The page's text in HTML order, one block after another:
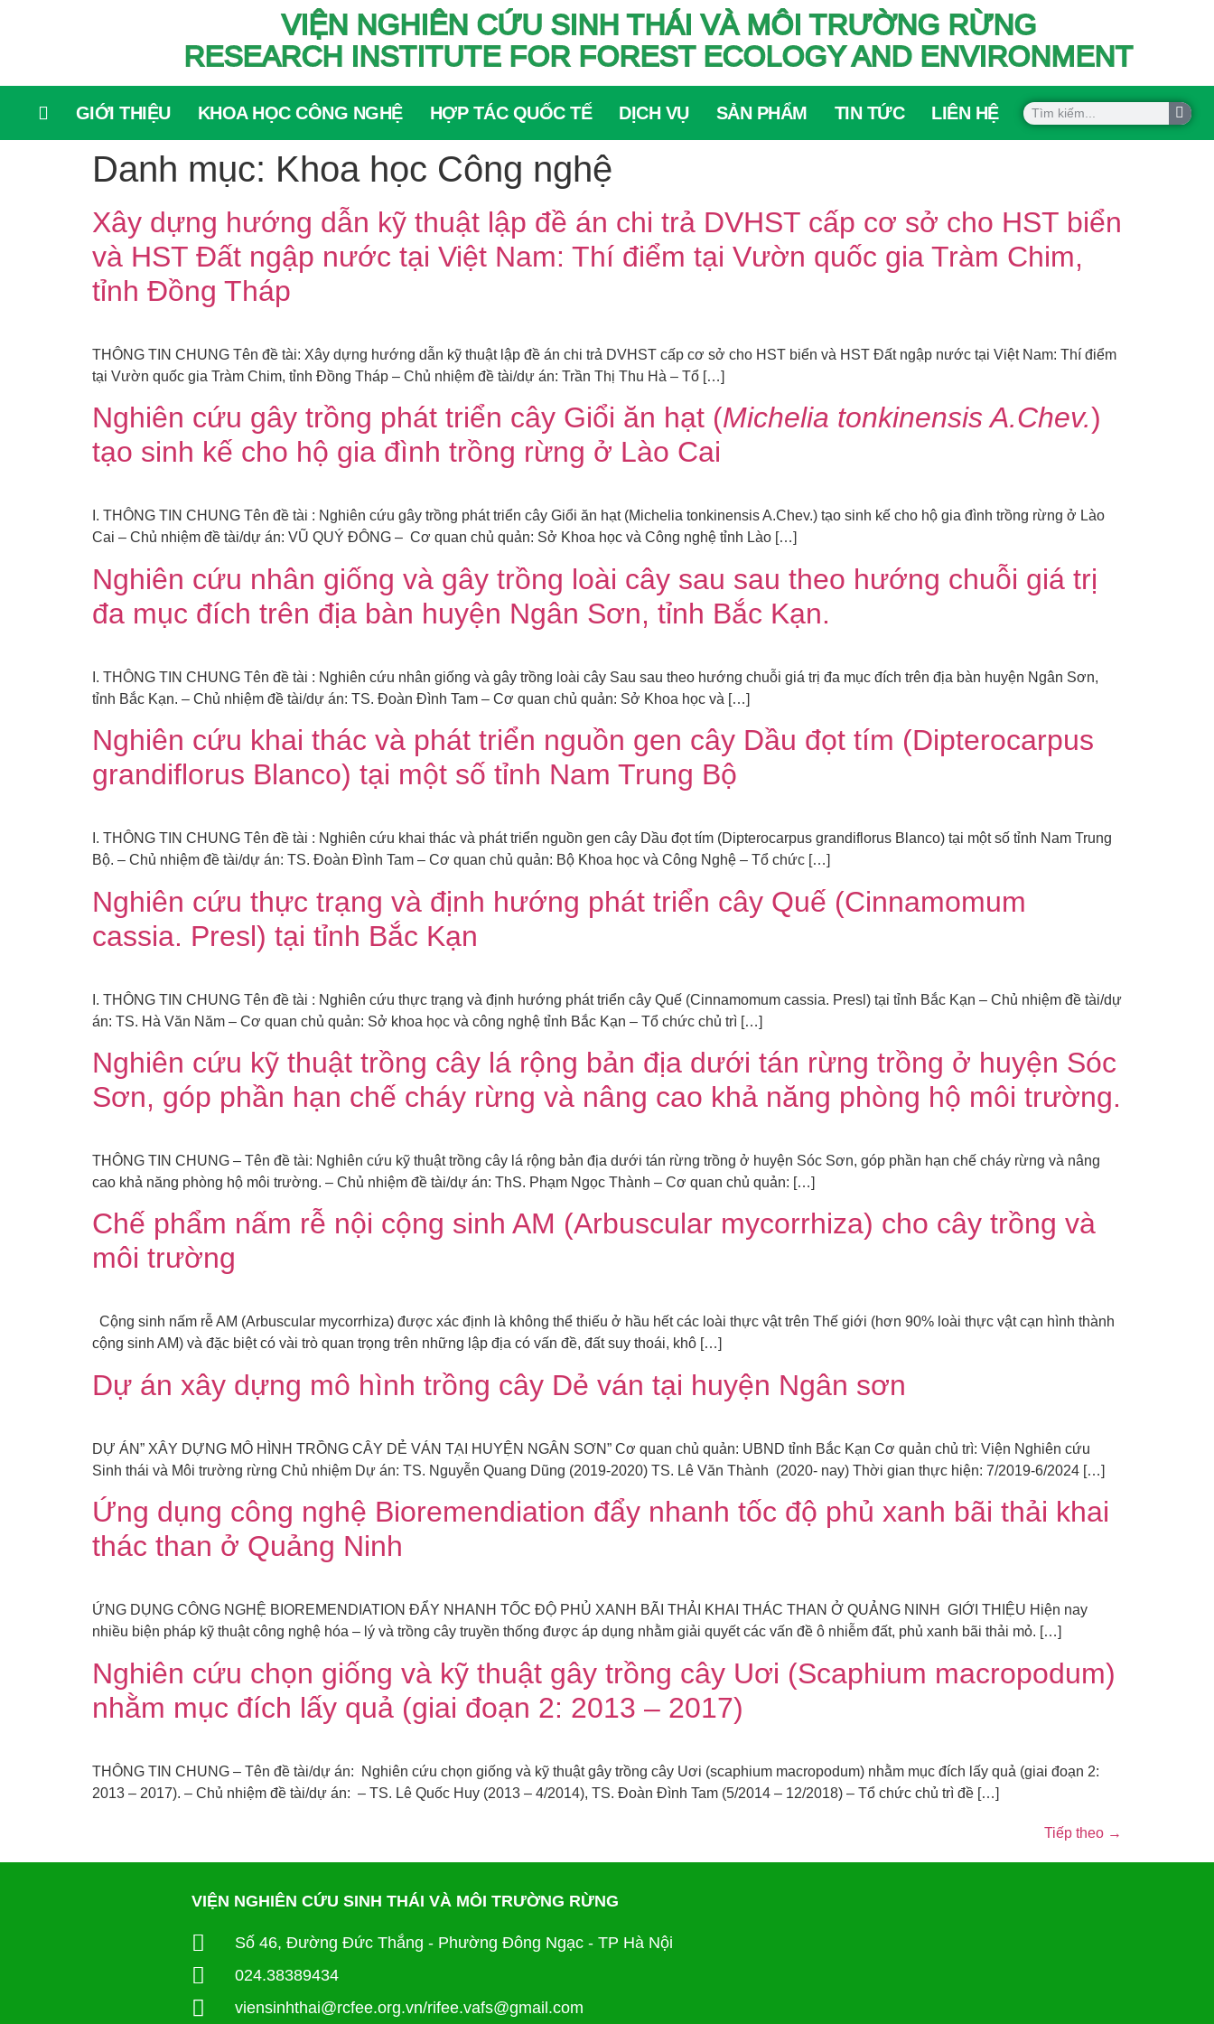
VIỆN NGHIÊN CỨU SINH THÁI VÀ MÔI TRƯỜNG RỪNG
RESEARCH INSTITUTE FOR FOREST ECOLOGY AND ENVIRONMENT
GIỚI THIỆU KHOA HỌC CÔNG NGHỆ HỢP TÁC QUỐC TẾ DỊCH VỤ SẢN PHẨM TIN TỨC LIÊN HỆ
Danh mục: Khoa học Công nghệ
Xây dựng hướng dẫn kỹ thuật lập đề án chi trả DVHST cấp cơ sở cho HST biển
và HST Đất ngập nước tại Việt Nam: Thí điểm tại Vườn quốc gia Tràm Chim,
tỉnh Đồng Tháp
THÔNG TIN CHUNG Tên đề tài: Xây dựng hướng dẫn kỹ thuật lập đề án chi trả DVHST cấp cơ sở cho HST biển và HST Đất ngập nước tại Việt Nam: Thí điểm
tại Vườn quốc gia Tràm Chim, tỉnh Đồng Tháp – Chủ nhiệm đề tài/dự án: Trần Thị Thu Hà – Tổ […]
Nghiên cứu gây trồng phát triển cây Giổi ăn hạt (Michelia tonkinensis A.Chev.)
tạo sinh kế cho hộ gia đình trồng rừng ở Lào Cai
I. THÔNG TIN CHUNG Tên đề tài : Nghiên cứu gây trồng phát triển cây Giổi ăn hạt (Michelia tonkinensis A.Chev.) tạo sinh kế cho hộ gia đình trồng rừng ở Lào
Cai – Chủ nhiệm đề tài/dự án: VŨ QUÝ ĐÔNG – Cơ quan chủ quản: Sở Khoa học và Công nghệ tỉnh Lào […]
Nghiên cứu nhân giống và gây trồng loài cây sau sau theo hướng chuỗi giá trị
đa mục đích trên địa bàn huyện Ngân Sơn, tỉnh Bắc Kạn.
I. THÔNG TIN CHUNG Tên đề tài : Nghiên cứu nhân giống và gây trồng loài cây Sau sau theo hướng chuỗi giá trị đa mục đích trên địa bàn huyện Ngân Sơn,
tỉnh Bắc Kạn. – Chủ nhiệm đề tài/dự án: TS. Đoàn Đình Tam – Cơ quan chủ quản: Sở Khoa học và […]
Nghiên cứu khai thác và phát triển nguồn gen cây Dầu đọt tím (Dipterocarpus
grandiflorus Blanco) tại một số tỉnh Nam Trung Bộ
I. THÔNG TIN CHUNG Tên đề tài : Nghiên cứu khai thác và phát triển nguồn gen cây Dầu đọt tím (Dipterocarpus grandiflorus Blanco) tại một số tỉnh Nam Trung
Bộ. – Chủ nhiệm đề tài/dự án: TS. Đoàn Đình Tam – Cơ quan chủ quản: Bộ Khoa học và Công Nghệ – Tổ chức […]
Nghiên cứu thực trạng và định hướng phát triển cây Quế (Cinnamomum
cassia. Presl) tại tỉnh Bắc Kạn
I. THÔNG TIN CHUNG Tên đề tài : Nghiên cứu thực trạng và định hướng phát triển cây Quế (Cinnamomum cassia. Presl) tại tỉnh Bắc Kạn – Chủ nhiệm đề tài/dự
án: TS. Hà Văn Năm – Cơ quan chủ quản: Sở khoa học và công nghệ tỉnh Bắc Kạn – Tổ chức chủ trì […]
Nghiên cứu kỹ thuật trồng cây lá rộng bản địa dưới tán rừng trồng ở huyện Sóc
Sơn, góp phần hạn chế cháy rừng và nâng cao khả năng phòng hộ môi trường.
THÔNG TIN CHUNG – Tên đề tài: Nghiên cứu kỹ thuật trồng cây lá rộng bản địa dưới tán rừng trồng ở huyện Sóc Sơn, góp phần hạn chế cháy rừng và nâng
cao khả năng phòng hộ môi trường. – Chủ nhiệm đề tài/dự án: ThS. Phạm Ngọc Thành – Cơ quan chủ quản: […]
Chế phẩm nấm rễ nội cộng sinh AM (Arbuscular mycorrhiza) cho cây trồng và
môi trường
Cộng sinh nấm rễ AM (Arbuscular mycorrhiza) được xác định là không thể thiếu ở hầu hết các loài thực vật trên Thế giới (hơn 90% loài thực vật cạn hình thành
cộng sinh AM) và đặc biệt có vài trò quan trọng trên những lập địa có vấn đề, đất suy thoái, khô […]
Dự án xây dựng mô hình trồng cây Dẻ ván tại huyện Ngân sơn
DỰ ÁN” XÂY DỰNG MÔ HÌNH TRỒNG CÂY DẺ VÁN TẠI HUYỆN NGÂN SƠN” Cơ quan chủ quản: UBND tỉnh Bắc Kạn Cơ quản chủ trì: Viện Nghiên cứu
Sinh thái và Môi trường rừng Chủ nhiệm Dự án: TS. Nguyễn Quang Dũng (2019-2020) TS. Lê Văn Thành (2020- nay) Thời gian thực hiện: 7/2019-6/2024 […]
Ứng dụng công nghệ Bioremendiation đẩy nhanh tốc độ phủ xanh bãi thải khai
thác than ở Quảng Ninh
ỨNG DỤNG CÔNG NGHỆ BIOREMENDIATION ĐẨY NHANH TỐC ĐỘ PHỦ XANH BÃI THẢI KHAI THÁC THAN Ở QUẢNG NINH GIỚI THIỆU Hiện nay
nhiều biện pháp kỹ thuật công nghệ hóa – lý và trồng cây truyền thống được áp dụng nhằm giải quyết các vấn đề ô nhiễm đất, phủ xanh bãi thải mỏ. […]
Nghiên cứu chọn giống và kỹ thuật gây trồng cây Uơi (Scaphium macropodum)
nhằm mục đích lấy quả (giai đoạn 2: 2013 – 2017)
THÔNG TIN CHUNG – Tên đề tài/dự án: Nghiên cứu chọn giống và kỹ thuật gây trồng cây Uơi (scaphium macropodum) nhằm mục đích lấy quả (giai đoạn 2:
2013 – 2017). – Chủ nhiệm đề tài/dự án: – TS. Lê Quốc Huy (2013 – 4/2014), TS. Đoàn Đình Tam (5/2014 – 12/2018) – Tổ chức chủ trì đề […]
Tiếp theo →
VIỆN NGHIÊN CỨU SINH THÁI VÀ MÔI TRƯỜNG RỪNG
Số 46, Đường Đức Thắng - Phường Đông Ngạc - TP Hà Nội
024.38389434
viensinhthai@rcfee.org.vn/rifee.vafs@gmail.com